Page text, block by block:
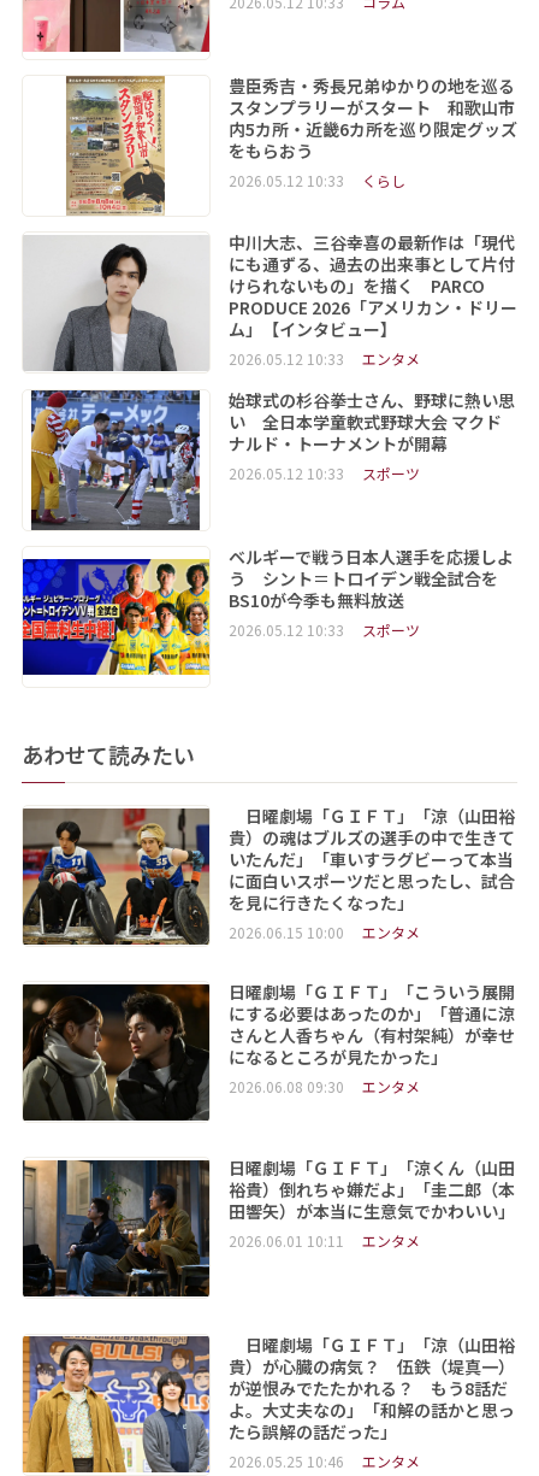
豊臣秀吉・秀長兄弟ゆかりの地を巡る
スタンプラリーがスタート 和歌山市
内5カ所・近畿6カ所を巡り限定グッズ
をもらおう
2026.05.12 10:33 くらし
中川大志、三谷幸喜の最新作は「現代
にも通ずる、過去の出来事として片付
けられないもの」を描く PARCO
PRODUCE 2026「アメリカン・ドリー
ム」【インタビュー】
2026.05.12 10:33 エンタメ
始球式の杉谷拳士さん、野球に熱い思
い 全日本学童軟式野球大会 マクド
ナルド・トーナメントが開幕
2026.05.12 10:33 スポーツ
ベルギーで戦う日本人選手を応援しよ
う シント＝トロイデン戦全試合を
BS10が今季も無料放送
2026.05.12 10:33 スポーツ
あわせて読みたい
日曜劇場「ＧＩＦＴ」「涼（山田裕
貴）の魂はブルズの選手の中で生きて
いたんだ」「車いすラグビーって本当
に面白いスポーツだと思ったし、試合
を見に行きたくなった」
2026.06.15 10:00 エンタメ
日曜劇場「ＧＩＦＴ」「こういう展開
にする必要はあったのか」「普通に涼
さんと人香ちゃん（有村架純）が幸せ
になるところが見たかった」
2026.06.08 09:30 エンタメ
日曜劇場「ＧＩＦＴ」「涼くん（山田
裕貴）倒れちゃ嫌だよ」「圭二郎（本
田響矢）が本当に生意気でかわいい」
2026.06.01 10:11 エンタメ
日曜劇場「ＧＩＦＴ」「涼（山田裕
貴）が心臓の病気？ 伍鉄（堤真一）
が逆恨みでたたかれる？ もう8話だ
よ。大丈夫なの」「和解の話かと思っ
たら誤解の話だった」
2026.05.25 10:46 エンタメ